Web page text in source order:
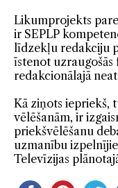
Likumprojekts
ir SEPLP
līdzekļu redakciju
īstenot uzraugošās
redakcionālajā
Kā ziņots iepriekš,
vēlēšanām, ir
priekšvēlēšanu
uzmanību
Televīzijas